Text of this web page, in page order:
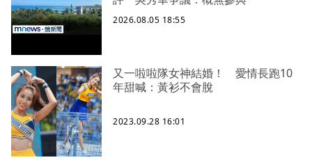
2026.08.05 18:55
又一啦啦隊女神結婚！ 愛情長跑10
年甜喊：黃衫不會脫
2023.09.28 16:01